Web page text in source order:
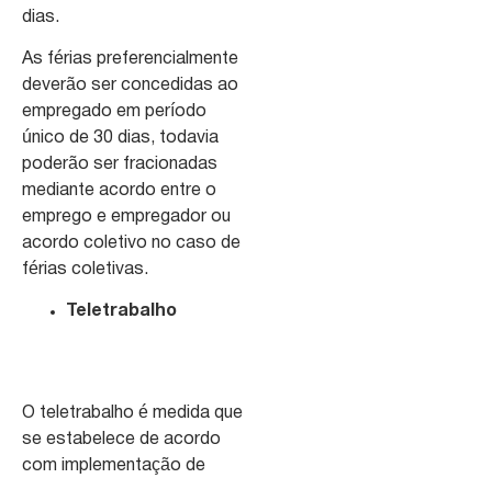
dias.
As férias preferencialmente
deverão ser concedidas ao
empregado em período
único de 30 dias, todavia
poderão ser fracionadas
mediante acordo entre o
emprego e empregador ou
acordo coletivo no caso de
férias coletivas.
Teletrabalho
O teletrabalho é medida que
se estabelece de acordo
com implementação de